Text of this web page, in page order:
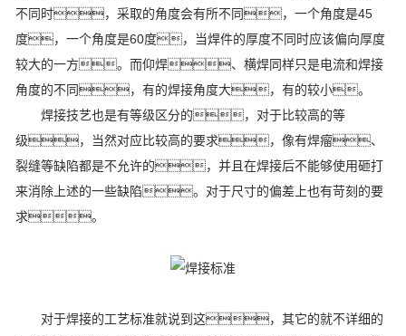
不同时，采取的角度会有所不同，一个角度是45
度，一个角度是60度，当焊件的厚度不同时应该偏向厚度
较大的一方。而仰焊、横焊同样只是电流和焊接
角度的不同，有的焊接角度大，有的较小。
焊接技艺也是有等级区分的，对于比较高的等
级，当然对应比较高的要求，像有焊瘤、
裂缝等缺陷都是不允许的，并且在焊接后不能够使用砸打
来消除上述的一些缺陷。对于尺寸的偏差上也有苛刻的要
求。
对于焊接的工艺标准就说到这，其它的就不详细的